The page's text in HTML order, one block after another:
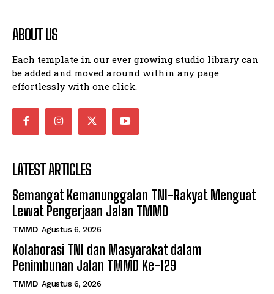
ABOUT US
Each template in our ever growing studio library can
be added and moved around within any page
effortlessly with one click.
LATEST ARTICLES
Semangat Kemanunggalan TNI-Rakyat Menguat
Lewat Pengerjaan Jalan TMMD
TMMD Agustus 6, 2026
Kolaborasi TNI dan Masyarakat dalam
Penimbunan Jalan TMMD Ke-129
TMMD Agustus 6, 2026